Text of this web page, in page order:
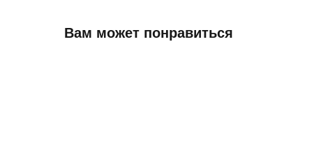
Вам может понравиться